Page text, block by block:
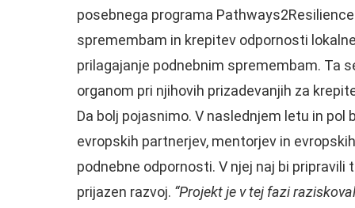
posebnega programa
spremembam in krepitev odpornosti
prilagajanje podnebnim spremembam. Ta
organom pri njihovih prizadevanjih za
Da bolj pojasnimo. V naslednjem letu in
evropskih partnerjev, mentorjev in
podnebne odpornosti. V njej naj bi
prijazen razvoj. “Projekt je v tej fazi